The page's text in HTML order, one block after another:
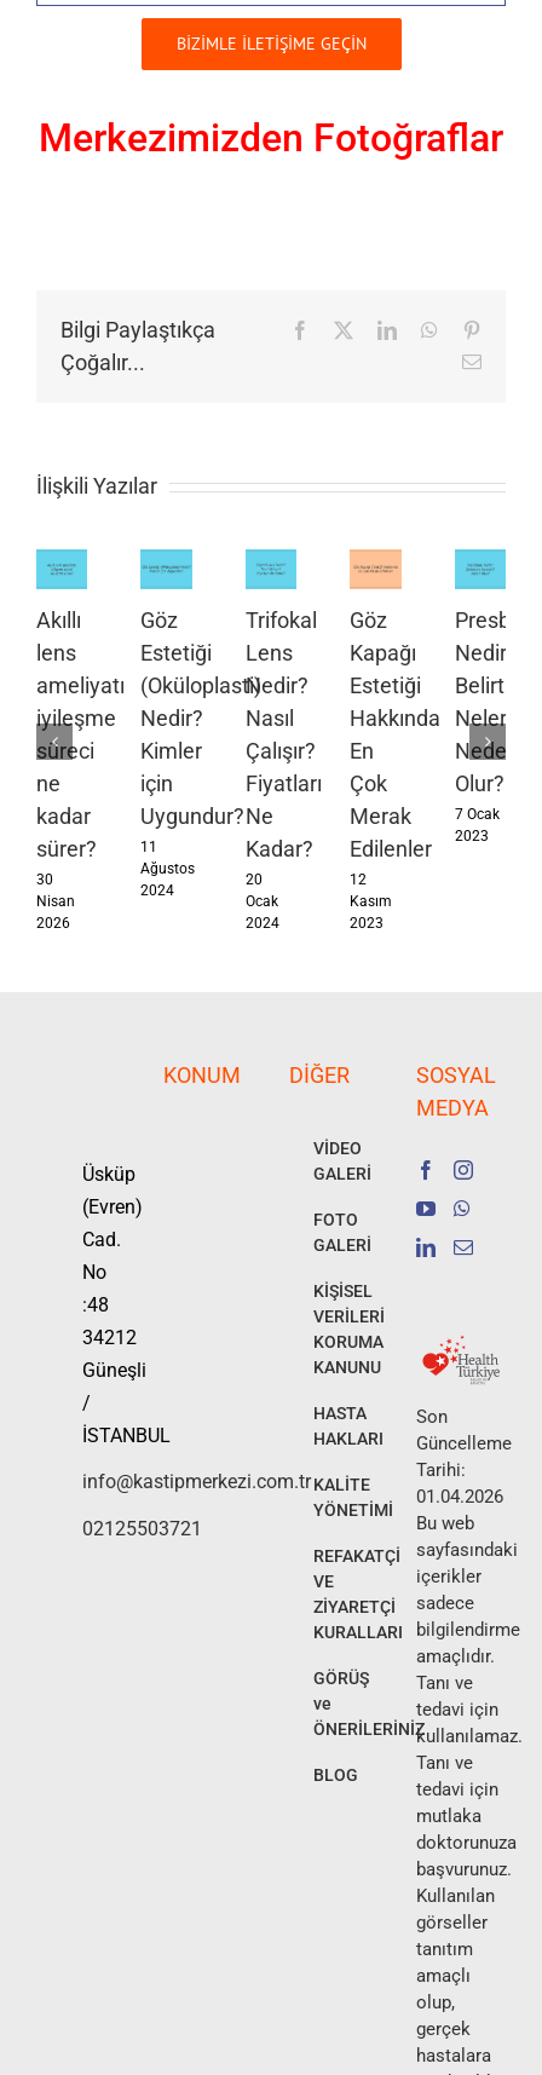
BİZİMLE İLETİŞİME GEÇİN
Merkezimizden Fotoğraflar
Bilgi Paylaştıkça
Çoğalır...
Facebook LinkedInWhatsApp
E-
İlişkili Yazılar
Akıllı
lens
ameliyatı
iyileşme
süreci
ne
kadar
sürer?
30
Nisan
2026
Göz
Estetiği
(Oküloplasti)
Nedir?
Kimler
için
Uygundur?
11
Ağustos
2024
Trifokal
Lens
Nedir?
Nasıl
Çalışır?
Fiyatları
Ne
Kadar?
20
Ocak
2024
Göz
Kapağı
Estetiği
Hakkında
En
Çok
Merak
Edilenler
12
Kasım
2023
Nedir?
Belirtileri
Nelerdir?
Neden
Olur?
7 Ocak
2023
Üsküp
(Evren)
Cad.
No
:48
34212
Güneşli
/
İSTANBUL
info@kastipmerkezi.com.tr
02125503721
KONUM DIĞER
VİDEO
GALERİ
FOTO
GALERİ
KİŞİSEL
VERİLERİ
KORUMA
KANUNU
HASTA
HAKLARI
KALİTE
YÖNETİMİ
REFAKATÇİ
VE
ZİYARETÇİ
KURALLARI
GÖRÜŞ
ve
ÖNERİLERİNİZ
BLOG
SOSYAL
MEDYA
Son
Güncelleme
Tarihi:
01.04.2026
Bu web
sayfasındaki
içerikler
sadece
bilgilendirme
amaçlıdır.
Tanı ve
tedavi için
kullanılamaz.
Tanı ve
tedavi için
mutlaka
doktorunuza
başvurunuz.
Kullanılan
görseller
tanıtım
amaçlı
olup,
gerçek
hastalara